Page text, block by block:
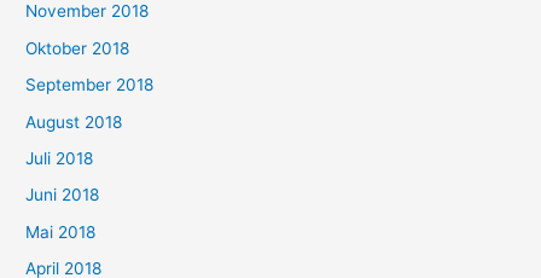
November 2018
Oktober 2018
September 2018
August 2018
Juli 2018
Juni 2018
Mai 2018
April 2018